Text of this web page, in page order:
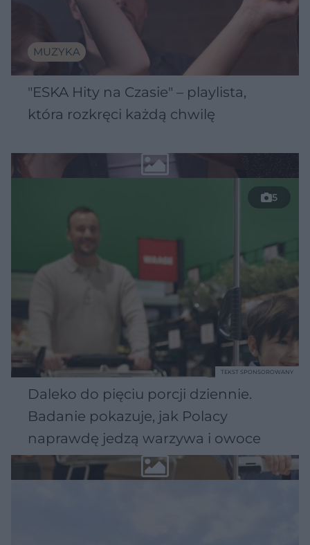
MUZYKA
"ESKA Hity na Czasie" – playlista,
która rozkręci każdą chwilę
5
Daleko do pięciu porcji dziennie.
Badanie pokazuje, jak Polacy
naprawdę jedzą warzywa i owoce
TEKST SPONSOROWANY